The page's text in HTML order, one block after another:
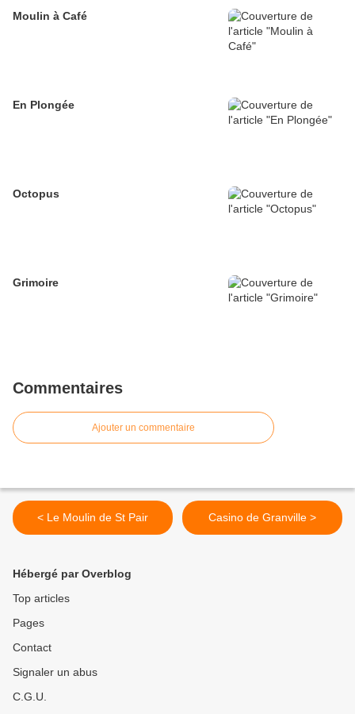
Moulin à Café
En Plongée
Octopus
Grimoire
Commentaires
Ajouter un commentaire
< Le Moulin de St Pair Casino de Granville >
Hébergé par Overblog
Top articles
Pages
Contact
Signaler un abus
C.G.U.